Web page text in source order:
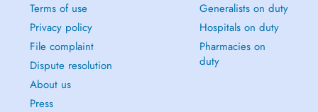
Terms of use
Privacy policy
File complaint
Dispute resolution
About us
Press
Generalists on duty
Hospitals on duty
Pharmacies on
duty